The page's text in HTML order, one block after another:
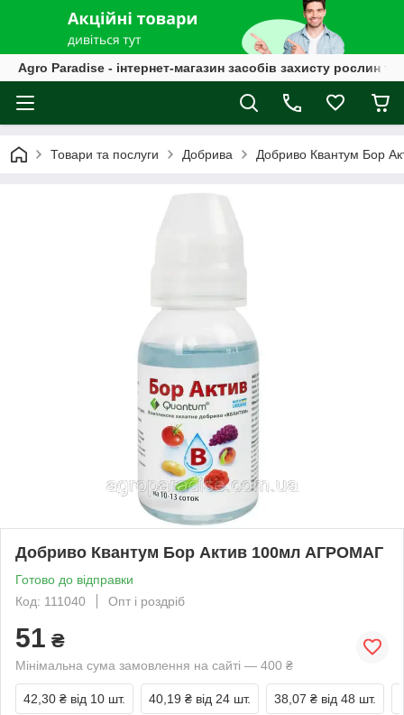
Agro Paradise - інтернет-магазин засобів захисту рослин
Товари та послуги Добрива Добриво Квантум Бор
Добриво Квантум Бор Актив 100мл АГРОМАГ
Готово до відправки
Код: 111040
Опт і роздріб
51 ₴
Мінімальна сума замовлення на сайті — 400 ₴
42,30 ₴ від 10 шт. 40,19 ₴ від 24 шт. 38,07 ₴ від 48 шт.